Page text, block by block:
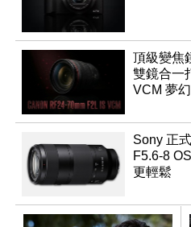
頂級變焦
雙鏡合一
VCM 夢
Sony 正
F5.6-8
更輕鬆